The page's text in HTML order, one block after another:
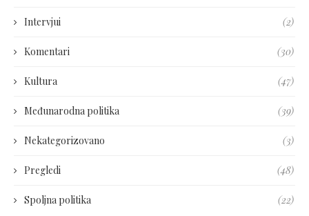
Intervjui (2)
Komentari (30)
Kultura (47)
Međunarodna politika (39)
Nekategorizovano (3)
Pregledi (48)
Spoljna politika (22)